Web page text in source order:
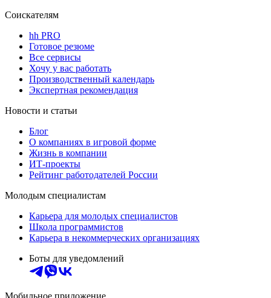
Соискателям
hh PRO
Готовое резюме
Все сервисы
Хочу у вас работать
Производственный календарь
Экспертная рекомендация
Новости и статьи
Блог
О компаниях в игровой форме
Жизнь в компании
ИТ-проекты
Рейтинг работодателей России
Молодым специалистам
Карьера для молодых специалистов
Школа программистов
Карьера в некоммерческих организациях
Боты для уведомлений
Мобильное приложение